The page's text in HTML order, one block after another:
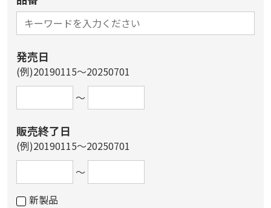
発売日
(例)20190115～20250701
～
販売終了日
(例)20190115～20250701
～
新製品